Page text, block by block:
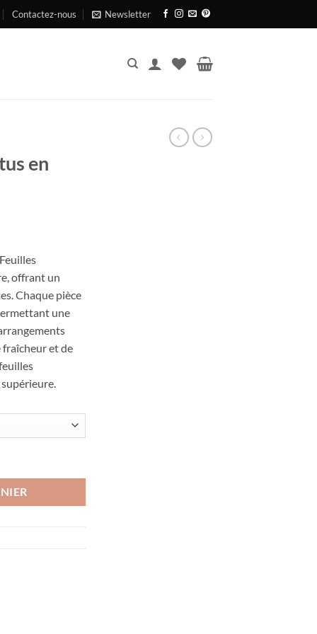
Contactez-nous Newsletter
en
offrant un
Chaque pièce
une
et de